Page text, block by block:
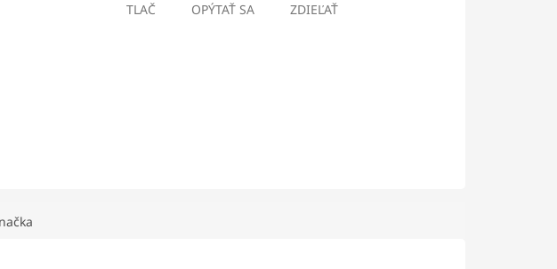
TLAČ OPÝTAŤ SA ZDIEĽAŤ